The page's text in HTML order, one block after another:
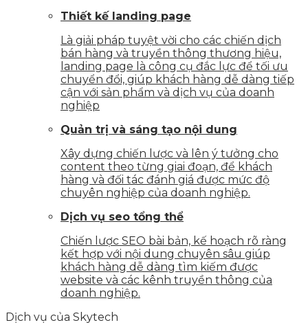
Thiết kế landing page
Là giải pháp tuyệt vời cho các chiến dịch
bán hàng và truyền thông thương hiệu,
landing page là công cụ đắc lực để tối ưu
chuyển đổi, giúp khách hàng dễ dàng tiếp
cận với sản phẩm và dịch vụ của doanh
nghiệp
Quản trị và sáng tạo nội dung
Xây dựng chiến lược và lên ý tưởng cho
content theo từng giai đoạn, để khách
hàng và đối tác đánh giá được mức độ
chuyên nghiệp của doanh nghiệp.
Dịch vụ seo tổng thể
Chiến lược SEO bài bản, kế hoạch rõ ràng
kết hợp với nội dung chuyên sâu giúp
khách hàng dễ dàng tìm kiếm được
website và các kênh truyền thông của
doanh nghiệp.
Dịch vụ của Skytech